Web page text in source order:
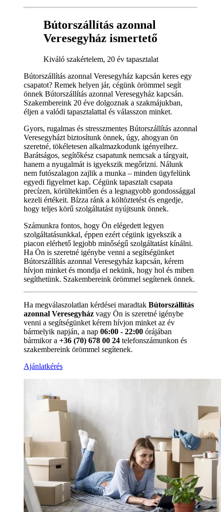
Bútorszállítás azonnal
Veresegyház ismertető
Kiváló szakértelem, 20 év tapasztalat
Bútorszállítás azonnal Veresegyház kapcsán keres egy
csapatot? Remek helyen jár, cégünk örömmel segít
önnek Bútorszállítás azonnal Veresegyház kapcsán.
Szakembereink 20 éve dolgoznak a szakmájukban,
éljen a valódi tapasztalattal és válasszon minket.
Gyors, rugalmas és stresszmentes Bútorszállítás azonnal
Veresegyházt biztosítunk önnek, úgy, ahogyan ön
szeretné, tökéletesen alkalmazkodunk igényeihez.
Barátságos, segítőkész csapatunk nemcsak a tárgyait,
hanem a nyugalmát is igyekszik megőrizni. Nálunk
nem futószalagon zajlik a munka – minden ügyfelünk
egyedi figyelmet kap. Cégünk tapasztalt csapata
precízen, körültekintően és a legnagyobb gondossággal
kezeli értékeit. Bízza ránk a költöztetést és engedje,
hogy teljes körű szolgáltatást nyújtsunk önnek.
Számunkra fontos, hogy Ön elégedett legyen
szolgáltatásunkkal, éppen ezért cégünk igyekszik a
piacon elérhető legjobb minőségű szolgáltatást kínálni.
Ha Ön is szeretné igénybe venni a segítségünket
Bútorszállítás azonnal Veresegyház kapcsán, kérem
hívjon minket és mondja el nekünk, hogy hol és miben
segíthetünk. Szakembereink örömmel segítenek önnek.
Ha megválaszolatlan kérdései maradtak Bútorszállítás
azonnal Veresegyház vagy Ön is szeretné igénybe
venni a segítségünket kérem hívjon minket az év
bármelyik napján, a nap 06:00 - 22:00 órájában
bármikor a +36 (70) 678 00 24 telefonszámunkon és
szakembereink örömmel segítenek.
Ajánlatkérés